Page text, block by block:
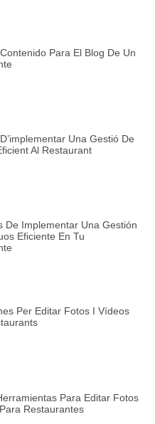
Para El Blog De Un
Una Gestió De
Al Restaurant
De Implementar Una Gestión
Eficiente En Tu
Per Editar Fotos I Vídeos
Para Editar Fotos
Restaurantes